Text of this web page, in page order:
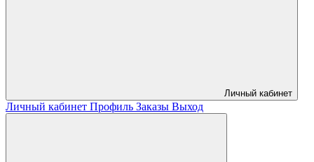
Личный кабинет
Личный кабинет Профиль Заказы Выход